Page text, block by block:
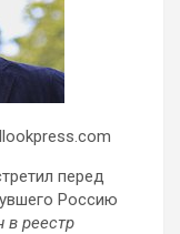
перед
Россию
в реестр